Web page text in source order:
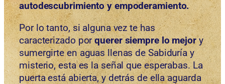
autodescubrimiento y empoderamiento.
Por lo tanto, si alguna vez te has
caracterizado porquerer siempre lo mejory
sumergirte en aguas llenas de Sabiduría y
misterio, esta es la señal que esperabas. La
puerta está abierta, y detrás de ella aguarda